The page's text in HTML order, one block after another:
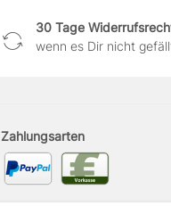
30 Tage
wenn es Dir nicht
Zahlungsarten